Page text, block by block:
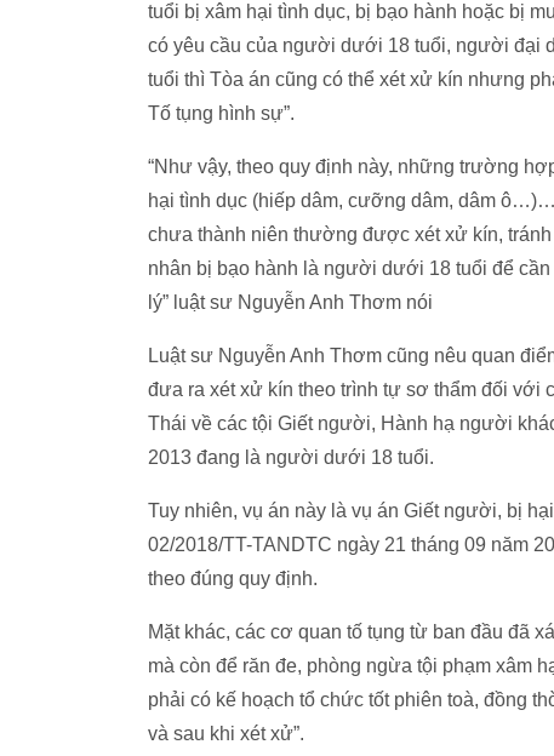
tuổi bị xâm hại tình dục, bị bạo hành hoặc bị
có yêu cầu của người dưới 18 tuổi, người đại
tuổi thì Tòa án cũng có thể xét xử kín nhưng
Tố tụng hình sự”.
“Như vậy, theo quy định này, những trường
hại tình dục (hiếp dâm, cưỡng dâm, dâm
chưa thành niên thường được xét xử kín,
nhân bị bạo hành là người dưới 18 tuổi để
lý” luật sư Nguyễn Anh Thơm nói
Luật sư Nguyễn Anh Thơm cũng nêu quan
đưa ra xét xử kín theo trình tự sơ thẩm đối với
Thái về các tội Giết người, Hành hạ người
2013 đang là người dưới 18 tuổi.
Tuy nhiên, vụ án này là vụ án Giết người, bị
02/2018/TT-TANDTC ngày 21 tháng 09 năm
theo đúng quy định.
Mặt khác, các cơ quan tố tụng từ ban đầu đã
mà còn để răn đe, phòng ngừa tội phạm xâm
phải có kế hoạch tổ chức tốt phiên toà, đồng
và sau khi xét xử”.